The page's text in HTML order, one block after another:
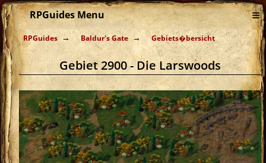
RPGuides Menu ≡
RPGuides Baldur's Gate Gebiets�bersicht
Gebiet 2900 - Die Larswoods